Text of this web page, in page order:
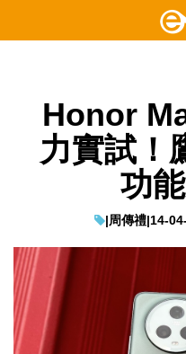
Honor
力實試！
功
|周傳禮|14-